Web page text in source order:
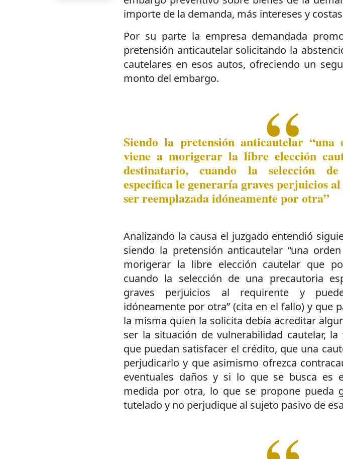
importe de la demanda, más intereses y
Por su parte la empresa demandada
pretensión anticautelar solicitando la
cautelares en esos autos, ofreciendo un
monto del embargo.
Siendo la pretensión anticautelar
viene a morigerar la libre elección
destinatario, cuando la selección
especifica le generaría graves perjuicios
ser reemplazada idóneamente por otra”
Analizando la causa el juzgado entendió
siendo la pretensión anticautelar “una
morigerar la libre elección cautelar que
cuando la selección de una precautoria
graves perjuicios al requirente y
idóneamente por otra” (cita en el fallo) y que
la misma quien la solicita debía acreditar
ser la situación de vulnerabilidad cautelar,
que puedan satisfacer el crédito, que una
perjudicarlo y que asimismo ofrezca
eventuales daños y si lo que se busca es
medida por otra, lo que se propone pueda
tutelado y no perjudique al sujeto pasivo de